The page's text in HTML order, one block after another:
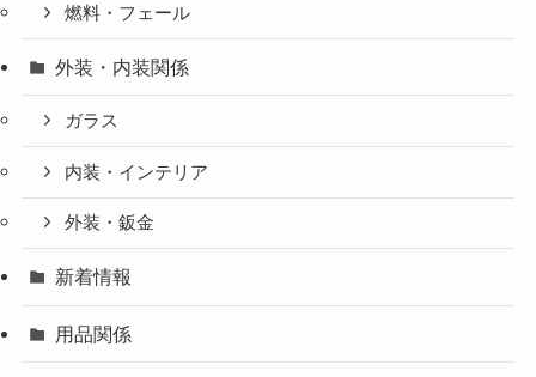
燃料・フェール
外装・内装関係
ガラス
内装・インテリア
外装・鈑金
新着情報
用品関係